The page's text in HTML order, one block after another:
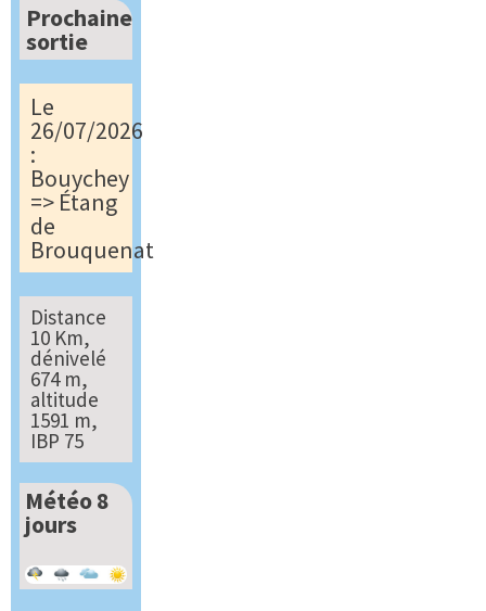
Prochaine
sortie
Le
26/07/2026
:
Bouychey
=> Étang
de
Brouquenat
Distance
10 Km,
dénivelé
674 m,
altitude
1591 m,
IBP 75
Météo 8
jours